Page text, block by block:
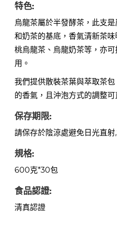
特色:
烏龍茶屬於半發酵茶，此支
和奶茶的基底，香氣清新茶
桃烏龍茶、烏龍奶茶等，亦
用。
我們提供散裝茶葉與萃取茶
的香氣，且沖泡方式的調整可
保存期限:
請保存於陰涼處避免日光直射
規格:
600克*30包
食品認證:
清真認證